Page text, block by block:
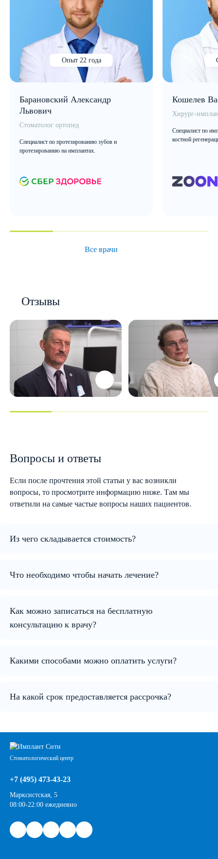
Опыт 22 года
Барановский Александр
Львович
Стоматолог ортопед
Специалист по протезированию зубов и
протезированию на имплантах.
Кошелев
Хирург-
Специалист по
костной
Все врачи
Отзывы
Вопросы и ответы
Если после прочтения этой статьи у вас возникли
вопросы, то просмотрите информацию ниже. Там мы
ответили на самые частые вопросы наших пациентов.
Из чего складывается стоимость?
Что необходимо чтобы начать лечение?
Как можно записаться на бесплатную
консультацию к врачу?
Какими способами можно оплатить услуги?
На какой срок предоставляется рассрочка?
Стоматологический центр
+7 (495) 473-43-23
Марксистская, 5
08:00-22:00 ежедневно